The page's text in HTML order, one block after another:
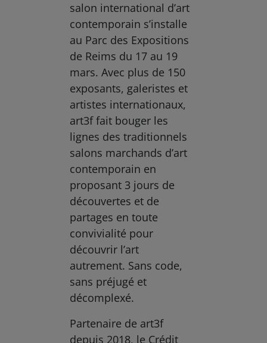
salon international d’art
contemporain s’installe
au Parc des Expositions
de Reims du 17 au 19
mars. Avec plus de 150
exposants, galeristes et
artistes internationaux,
art3f fait bouger les
lignes des traditionnels
salons marchands d’art
contemporain en
proposant 3 jours de
découvertes et de
partages en toute
convivialité pour
découvrir l’art
autrement. Sans code,
sans préjugé et
décomplexé.
Partenaire de art3f
depuis 2018, le Crédit